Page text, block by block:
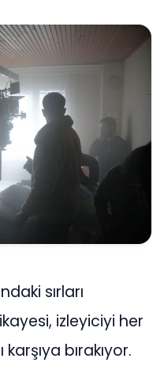
sırları
izleyiciyi her
bırakıyor.